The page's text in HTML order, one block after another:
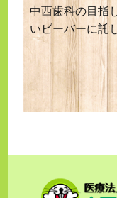
中西歯科の目指
いビーバーに託